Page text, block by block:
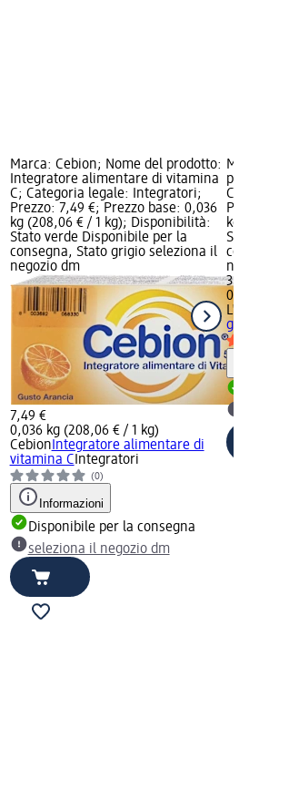
Marca: Cebion; Nome del prodotto:
Integratore alimentare di vitamina
C; Categoria legale: Integratori;
Prezzo: 7,49 €; Prezzo base: 0,036
kg (208,06 € / 1 kg); Disponibilità:
Stato verde Disponibile per la
consegna, Stato grigio seleziona il
negozio dm
7,49 €
0,036 kg (208,06 € / 1 kg)
Cebion Integratore alimentare di
vitamina C Integratori
(0)
Informazioni
Disponibile per la consegna
seleziona il negozio dm
Marca:
prodotto:
Categoria
Prezzo:
kg (47,38 €
Stato
consegna,
negozio dm
3,79 €
0,08 kg
L'ANGELICA
gIntegratori